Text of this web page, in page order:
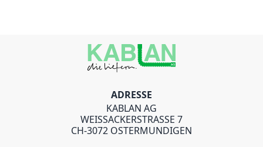
ADRESSE
KABLAN AG
WEISSACKERSTRASSE 7
CH-3072 OSTERMUNDIGEN